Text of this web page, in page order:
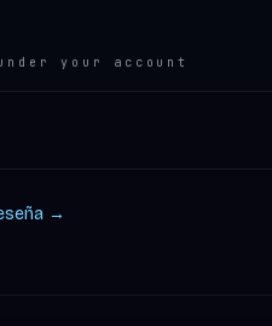
your account
→